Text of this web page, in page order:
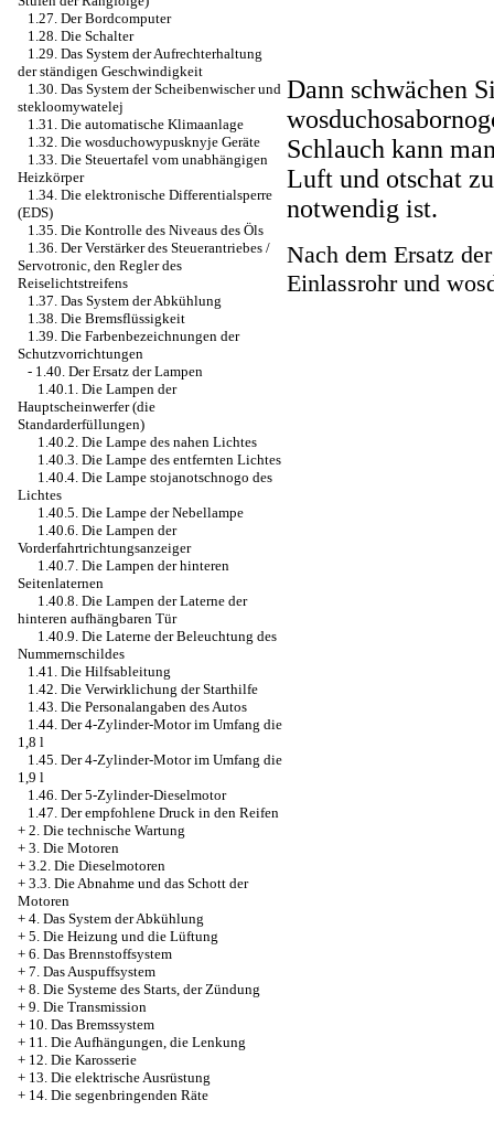
1.27. Der Bordcomputer
1.28. Die Schalter
1.29. Das System der Aufrechterhaltung
der ständigen Geschwindigkeit
1.30. Das System der Scheibenwischer und
stekloomywatelej
1.31. Die automatische Klimaanlage
1.32. Die wosduchowypusknyje Geräte
1.33. Die Steuertafel vom unabhängigen
Heizkörper
1.34. Die elektronische Differentialsperre
(EDS)
1.35. Die Kontrolle des Niveaus des Öls
1.36. Der Verstärker des Steuerantriebes /
Servotronic, den Regler des
Reiselichtstreifens
1.37. Das System der Abkühlung
1.38. Die Bremsflüssigkeit
1.39. Die Farbenbezeichnungen der
Schutzvorrichtungen
- 1.40. Der Ersatz der Lampen
1.40.1. Die Lampen der
Hauptscheinwerfer (die
Standarderfüllungen)
1.40.2. Die Lampe des nahen Lichtes
1.40.3. Die Lampe des entfernten Lichtes
1.40.4. Die Lampe stojanotschnogo des
Lichtes
1.40.5. Die Lampe der Nebellampe
1.40.6. Die Lampen der
Vorderfahrtrichtungsanzeiger
1.40.7. Die Lampen der hinteren
Seitenlaternen
1.40.8. Die Lampen der Laterne der
hinteren aufhängbaren Tür
1.40.9. Die Laterne der Beleuchtung des
Nummernschildes
1.41. Die Hilfsableitung
1.42. Die Verwirklichung der Starthilfe
1.43. Die Personalangaben des Autos
1.44. Der 4-Zylinder-Motor im Umfang die
1,8 l
1.45. Der 4-Zylinder-Motor im Umfang die
1,9 l
1.46. Der 5-Zylinder-Dieselmotor
1.47. Der empfohlene Druck in den Reifen
+ 2. Die technische Wartung
+ 3. Die Motoren
+ 3.2. Die Dieselmotoren
+ 3.3. Die Abnahme und das Schott der
Motoren
+ 4. Das System der Abkühlung
+ 5. Die Heizung und die Lüftung
+ 6. Das Brennstoffsystem
+ 7. Das Auspuffsystem
+ 8. Die Systeme des Starts, der Zündung
+ 9. Die Transmission
+ 10. Das Bremssystem
+ 11. Die Aufhängungen, die Lenkung
+ 12. Die Karosserie
+ 13. Die elektrische Ausrüstung
+ 14. Die segenbringenden Räte
Dann schwächen
Schlauch kann
Luft und otschat
notwendig ist.
Nach dem Ersatz
Einlassrohr und